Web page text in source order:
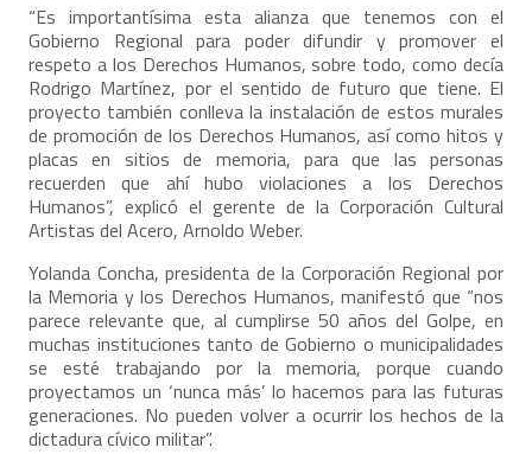
“Es importantísima esta alianza que tenemos con el
Gobierno Regional para poder difundir y promover el
respeto a los Derechos Humanos, sobre todo, como decía
Rodrigo Martínez, por el sentido de futuro que tiene. El
proyecto también conlleva la instalación de estos murales
de promoción de los Derechos Humanos, así como hitos y
placas en sitios de memoria, para que las personas
recuerden que ahí hubo violaciones a los Derechos
Humanos”, explicó el gerente de la Corporación Cultural
Artistas del Acero, Arnoldo Weber.
Yolanda Concha, presidenta de la Corporación Regional por
la Memoria y los Derechos Humanos, manifestó que “nos
parece relevante que, al cumplirse 50 años del Golpe, en
muchas instituciones tanto de Gobierno o municipalidades
se esté trabajando por la memoria, porque cuando
proyectamos un ‘nunca más’ lo hacemos para las futuras
generaciones. No pueden volver a ocurrir los hechos de la
dictadura cívico militar”.